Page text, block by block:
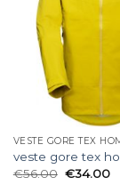
VESTE GORE TEX
veste gore tex
€56.00 €34.00